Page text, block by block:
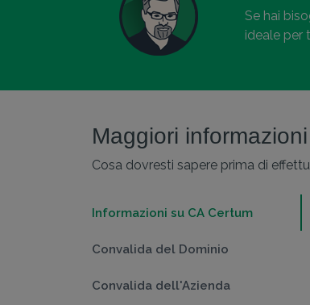
Se hai
ideale per
Maggiori
Cosa dovresti sapere prima di
Informazioni su CA Certum
Convalida del Dominio
Convalida dell'Azienda